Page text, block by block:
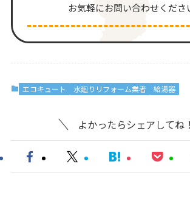
お気軽にお問い合わせくださ
エコキュート 水廻りリフォーム業者 給湯器
よかったらシェアしてね！